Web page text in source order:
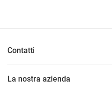
Contatti
La nostra azienda